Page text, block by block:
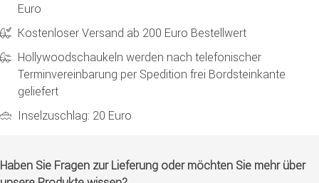
Euro
Kostenloser Versand ab 200 Euro Bestellwert
Hollywoodschaukeln werden nach telefonischer
Terminvereinbarung per Spedition frei Bordsteinkante
geliefert
Inselzuschlag: 20 Euro
Haben Sie Fragen zur Lieferung oder möchten Sie mehr über